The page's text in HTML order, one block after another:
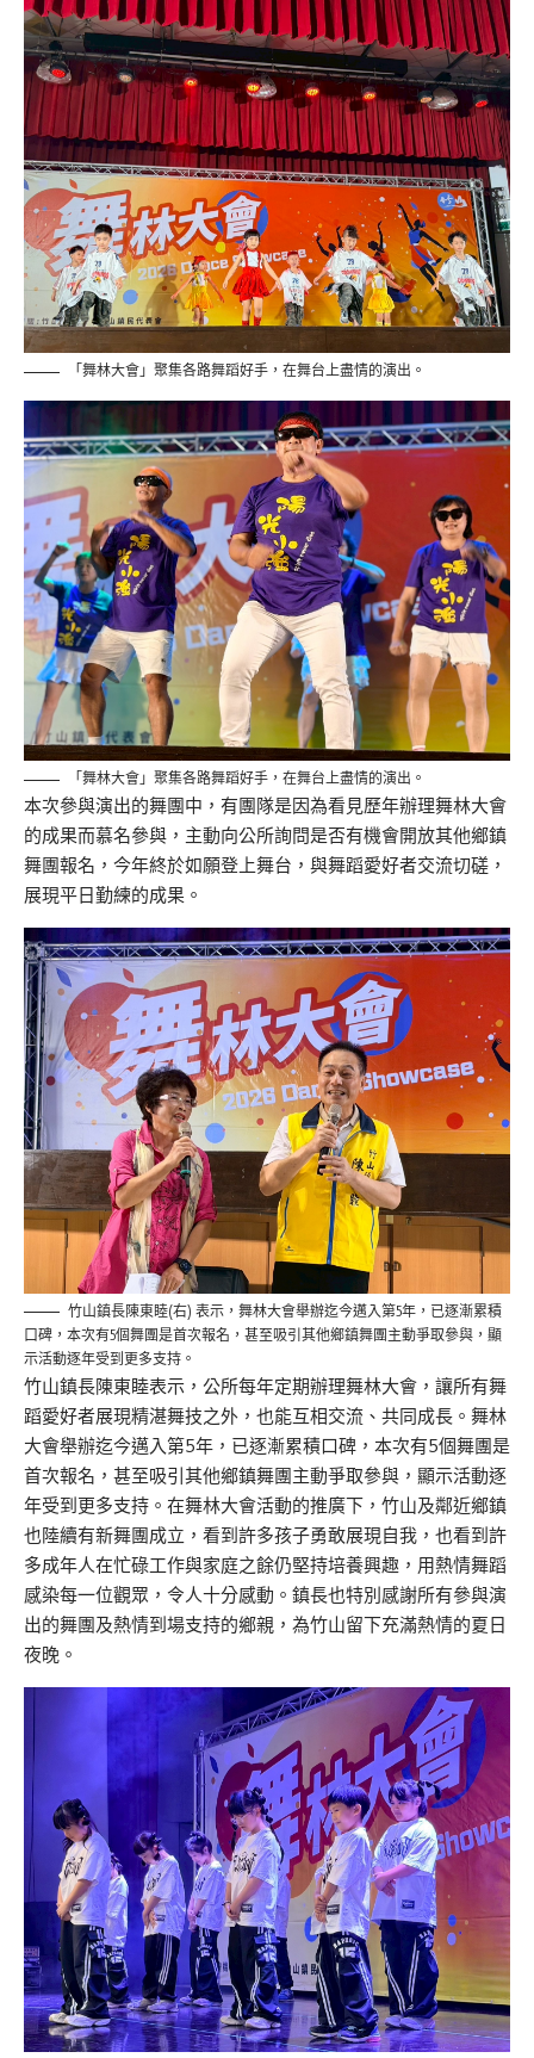
「舞林大會」聚集各路舞蹈好手，在舞台上盡情的演出。
「舞林大會」聚集各路舞蹈好手，在舞台上盡情的演出。
本次參與演出的舞團中，有團隊是因為看見歷年辦理舞林大會
的成果而慕名參與，主動向公所詢問是否有機會開放其他鄉鎮
舞團報名，今年終於如願登上舞台，與舞蹈愛好者交流切磋，
展現平日勤練的成果。
竹山鎮長陳東睦(右) 表示，舞林大會舉辦迄今邁入第5年，已逐漸累積
口碑，本次有5個舞團是首次報名，甚至吸引其他鄉鎮舞團主動爭取參與，顯
示活動逐年受到更多支持。
竹山鎮長陳東睦表示，公所每年定期辦理舞林大會，讓所有舞
蹈愛好者展現精湛舞技之外，也能互相交流、共同成長。舞林
大會舉辦迄今邁入第5年，已逐漸累積口碑，本次有5個舞團是
首次報名，甚至吸引其他鄉鎮舞團主動爭取參與，顯示活動逐
年受到更多支持。在舞林大會活動的推廣下，竹山及鄰近鄉鎮
也陸續有新舞團成立，看到許多孩子勇敢展現自我，也看到許
多成年人在忙碌工作與家庭之餘仍堅持培養興趣，用熱情舞蹈
感染每一位觀眾，令人十分感動。鎮長也特別感謝所有參與演
出的舞團及熱情到場支持的鄉親，為竹山留下充滿熱情的夏日
夜晚。